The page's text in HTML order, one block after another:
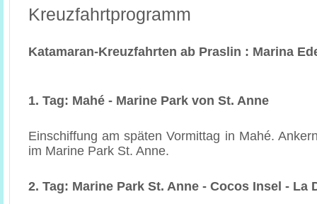
Kreuzfahrtprogramm
Katamaran-Kreuzfahrten ab Praslin : Marina
1. Tag: Mahé - Marine Park von St. Anne
Einschiffung am späten Vormittag in Mahé.
im Marine Park St. Anne.
2. Tag: Marine Park St. Anne - Cocos Insel - La